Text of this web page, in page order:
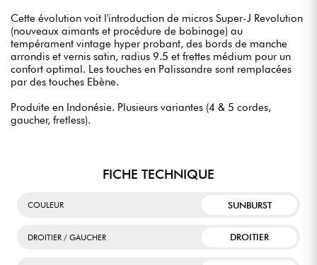
Cette évolution voit l'introduction de micros Super-J Revolution
(nouveaux aimants et procédure de bobinage) au
tempérament vintage hyper probant, des bords de manche
arrondis et vernis satin, radius 9.5 et frettes médium pour un
confort optimal. Les touches en Palissandre sont remplacées
par des touches Ebène.
Produite en Indonésie. Plusieurs variantes (4 & 5 cordes,
gaucher, fretless).
FICHE TECHNIQUE
COULEUR SUNBURST
DROITIER / GAUCHER DROITIER